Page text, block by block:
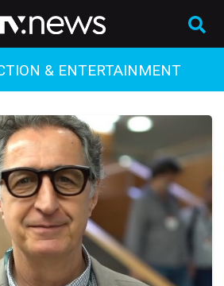
& ENTERTAINMENT